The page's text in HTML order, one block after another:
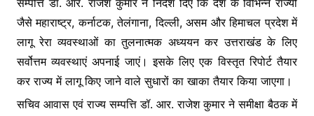
सम्पत्ति डॉ. आर. राजेश कुमार ने निर्देश दिए कि देश के विभिन्न राज्यों
जैसे महाराष्ट्र, कर्नाटक, तेलंगाना, दिल्ली, असम और हिमाचल प्रदेश में
लागू रेरा व्यवस्थाओं का तुलनात्मक अध्ययन कर उत्तराखंड के लिए
सर्वोत्तम व्यवस्थाएं अपनाई जाएं। इसके लिए एक विस्तृत रिपोर्ट तैयार
कर राज्य में लागू किए जाने वाले सुधारों का खाका तैयार किया जाएगा।
सचिव आवास एवं राज्य सम्पत्ति डॉ. आर. राजेश कुमार ने समीक्षा बैठक में